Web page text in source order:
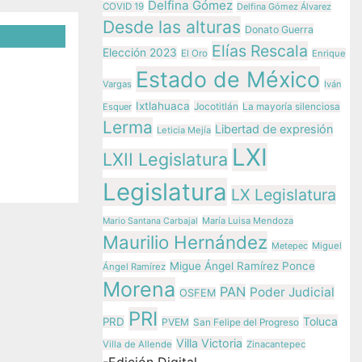
COVID 19 Delfina Gómez Delfina Gómez Álvarez
Desde las alturas Donato Guerra
Elección 2023 El Oro Elías Rescala Enrique
Vargas Estado de México Iván
Esquer Ixtlahuaca Jocotitlán La mayoría silenciosa
Lerma Leticia Mejía Libertad de expresión
LXII Legislatura LXI
Legislatura LX Legislatura
Mario Santana Carbajal María Luisa Mendoza
Maurilio Hernández Metepec Miguel
Ángel Ramírez Migue Ángel Ramírez Ponce
Morena OSFEM PAN Poder Judicial
PRD PRI PVEM San Felipe del Progreso Toluca
Villa de Allende Villa Victoria Zinacantepec